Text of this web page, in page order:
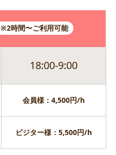
※2時間〜ご利用可能
18:00-9:00
会員様：4,500円/h
ビジター様：5,500円/h